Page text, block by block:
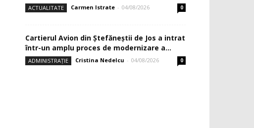
ACTUALITATE Carmen Istrate - 04/08/2026 0
Cartierul Avion din Ştefăneştii de Jos a intrat
într-un amplu proces de modernizare a...
ADMINISTRAȚIE Cristina Nedelcu - 04/08/2026 0